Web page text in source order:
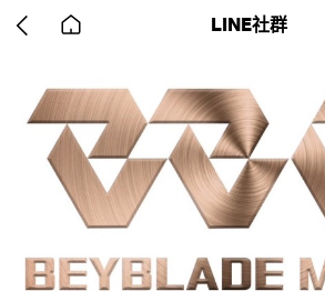
back LINE社群